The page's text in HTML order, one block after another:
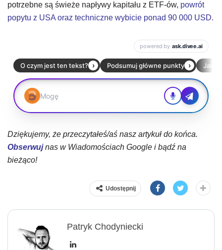
potrzebne są świeże napływy kapitału z ETF-ów, powrót
popytu z USA oraz techniczne wybicie ponad 90 000 USD.
Dziękujemy, że przeczytałeś/aś nasz artykuł do końca.
Obserwujnas w Wiadomościach Google i bądź na
bieżąco!
Udostępnij
Patryk Chodyniecki